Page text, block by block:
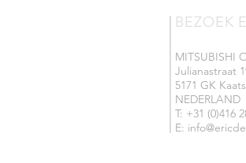
BEZOEK
MITSUBISHI
Julianastraat
5171 GK
NEDERLAND
T: +31 (0)416
E: